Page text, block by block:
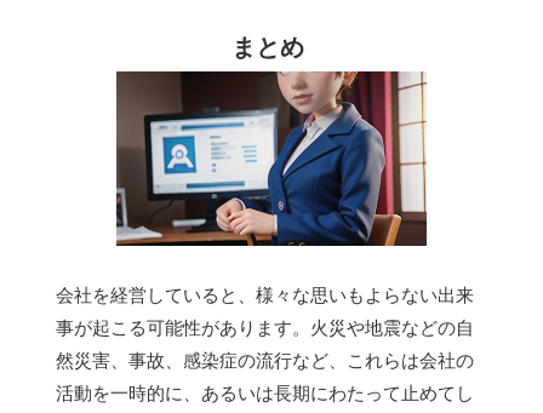
まとめ
会社を経営していると、様々な思いもよらない出来
事が起こる可能性があります。火災や地震などの自
然災害、事故、感染症の流行など、これらは会社の
活動を一時的に、あるいは長期にわたって止めてし